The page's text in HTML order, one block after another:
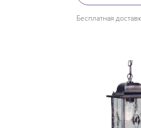
Бесплатная